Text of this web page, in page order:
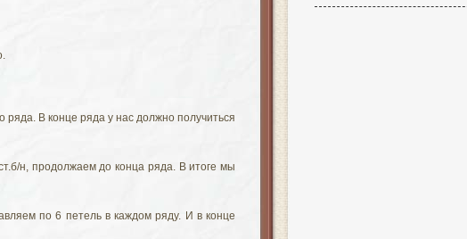
В конце ряда у нас должно получиться
н, продолжаем до конца ряда. В итоге мы
по 6 петель в каждом ряду. И в конце